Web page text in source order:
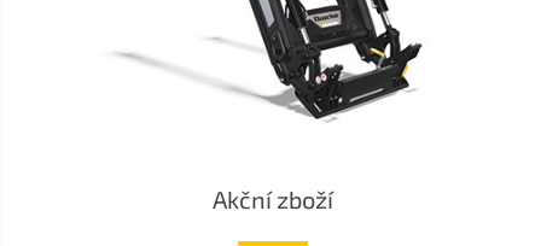
Akční zboží